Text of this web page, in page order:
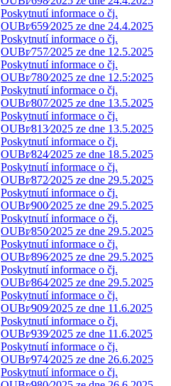
Poskytnutí informace o čj.
OUBr⁄659⁄2025 ze dne 24.4.2025
Poskytnutí informace o čj.
OUBr⁄757⁄2025 ze dne 12.5.2025
Poskytnutí informace o čj.
OUBr⁄780⁄2025 ze dne 12.5:2025
Poskytnutí informace o čj.
OUBr⁄807⁄2025 ze dne 13.5.2025
Poskytnutí informace o čj.
OUBr⁄813⁄2025 ze dne 13.5.2025
Poskytnutí informace o čj.
OUBr⁄824⁄2025 ze dne 18.5.2025
Poskytnutí informace o čj.
OUBr⁄872⁄2025 ze dne 29.5.2025
Poskytnutí informace o čj.
OUBr⁄900⁄2025 ze dne 29.5.2025
Poskytnutí informace o čj.
OUBr⁄850⁄2025 ze dne 29.5.2025
Poskytnutí informace o čj.
OUBr⁄896⁄2025 ze dne 29.5.2025
Poskytnutí informace o čj.
OUBr⁄864⁄2025 ze dne 29.5.2025
Poskytnutí informace o čj.
OUBr⁄909⁄2025 ze dne 11.6.2025
Poskytnutí informace o čj.
OUBr⁄939⁄2025 ze dne 11.6.2025
Poskytnutí informace o čj.
OUBr⁄974⁄2025 ze dne 26.6.2025
Poskytnutí informace o čj.